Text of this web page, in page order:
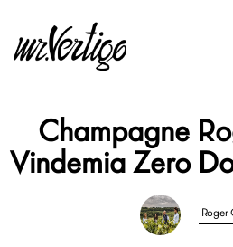
Champagne
Vindemia Zero
Roger